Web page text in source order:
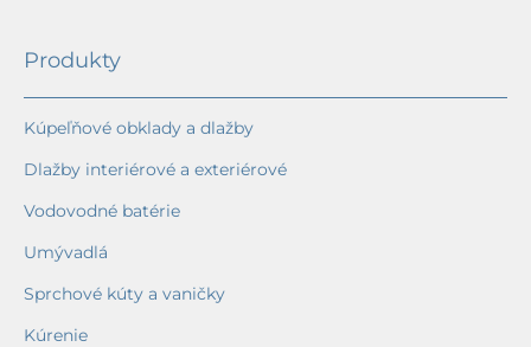
Produkty
Kúpeľňové obklady a dlažby
Dlažby interiérové a exteriérové
Vodovodné batérie
Umývadlá
Sprchové kúty a vaničky
Kúrenie